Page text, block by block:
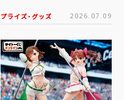
プライズ・グッズ 2026.07.09